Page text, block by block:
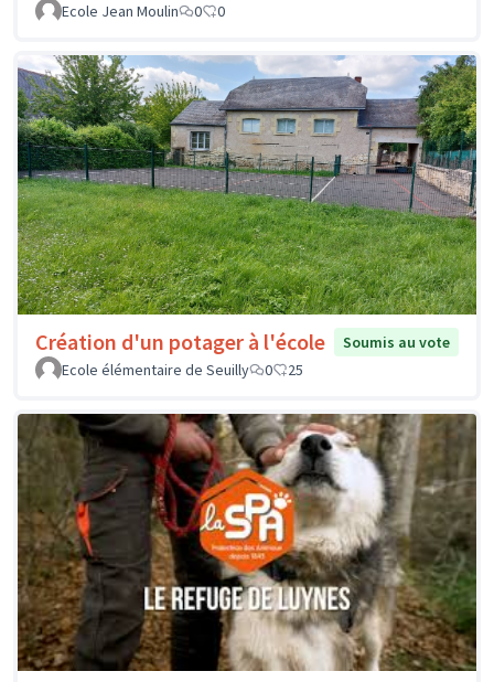
Ecole Jean Moulin 0 0
Création d'un potager à l'école
Soumis au vote
Ecole élémentaire de Seuilly
0 25